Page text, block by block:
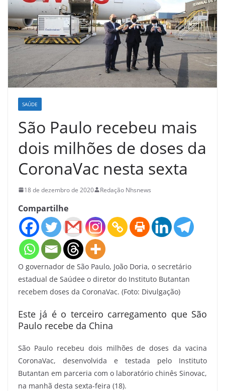
SAÚDE
São Paulo recebeu mais
dois milhões de doses da
CoronaVac nesta sexta
18 de dezembro de 2020 Redação Nhsnews
Compartilhe
O governador de São Paulo, João Doria, o secretário
estadual de Saúdee o diretor do Instituto Butantan
recebem doses da CoronaVac. (Foto: Divulgação)
Este já é o terceiro carregamento que São
Paulo recebe da China
São Paulo recebeu dois milhões de doses da vacina
CoronaVac, desenvolvida e testada pelo Instituto
Butantan em parceria com o laboratório chinês Sinovac,
na manhã desta sexta-feira (18).